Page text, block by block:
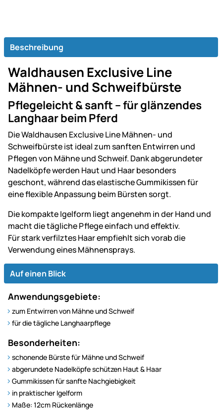
Beschreibung
Waldhausen Exclusive Line
Mähnen- und Schweifbürste
Pflegeleicht & sanft – für glänzendes
Langhaar beim Pferd
Die Waldhausen Exclusive Line Mähnen- und
Schweifbürste ist ideal zum sanften Entwirren und
Pflegen von Mähne und Schweif. Dank abgerundeter
Nadelköpfe werden Haut und Haar besonders
geschont, während das elastische Gummikissen für
eine flexible Anpassung beim Bürsten sorgt.
Die kompakte Igelform liegt angenehm in der Hand und
macht die tägliche Pflege einfach und effektiv.
Für stark verfilztes Haar empfiehlt sich vorab die
Verwendung eines Mähnensprays.
Auf einen Blick
Anwendungsgebiete:
zum Entwirren von Mähne und Schweif
für die tägliche Langhaarpflege
Besonderheiten:
schonende Bürste für Mähne und Schweif
abgerundete Nadelköpfe schützen Haut & Haar
Gummikissen für sanfte Nachgiebigkeit
in praktischer Igelform
Maße: 12cm Rückenlänge